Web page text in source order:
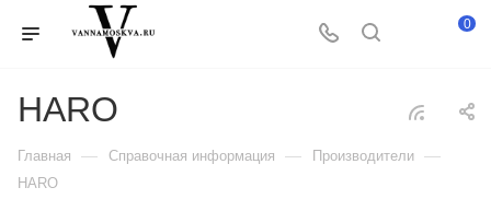
0
HARO
Главная — Справочная информация — Производители —
HARO